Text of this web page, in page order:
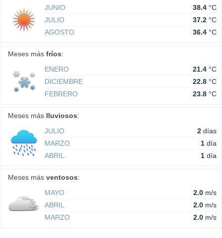
JUNIO
38.4 °C
JULIO
37.2 °C
AGOSTO
36.4 °C
Meses más fríos:
ENERO
21.4 °C
DICIEMBRE
22.8 °C
FEBRERO
23.8 °C
Meses más lluviosos:
JULIO
2 días
MARZO
1 día
ABRIL
1 día
Meses más ventosos:
MAYO
2.0 m/s
ABRIL
2.0 m/s
MARZO
2.0 m/s